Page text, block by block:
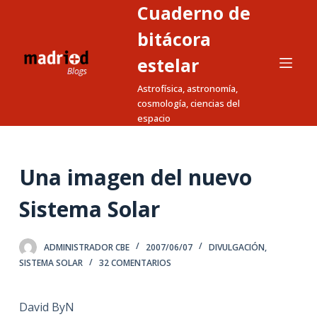
a
n
n
o
Cuaderno de
bitácora
estelar
Astrofísica, astronomía,
cosmología, ciencias del
espacio
Una imagen del nuevo
Sistema Solar
ADMINISTRADOR CBE 2007/06/07 DIVULGACIÓN,
SISTEMA SOLAR
32 COMENTARIOS
David ByN